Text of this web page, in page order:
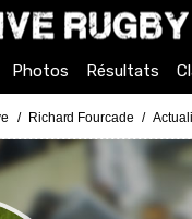
Photos Résultats
Richard Fourcade